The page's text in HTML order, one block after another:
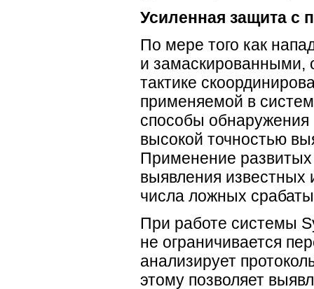
Усиленная защита с
По мере того как
и замаскированными,
тактике
применяемой в
способы обнаружения
высокой точностью
Применение
выявления
числа ложных
При работе системы
не ограничивается
анализирует
этому позволяет